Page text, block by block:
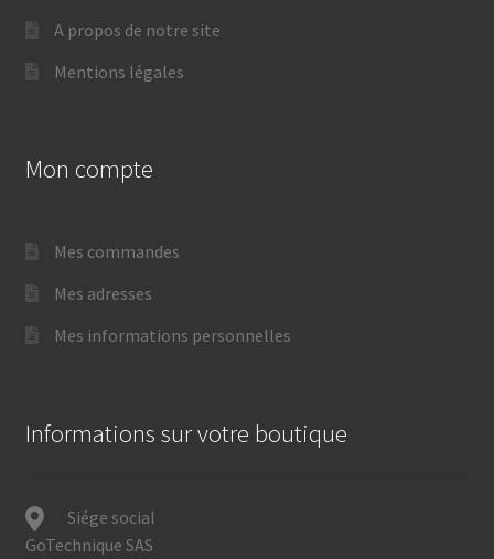
A propos de notre site
Mentions légales
Mon compte
Mes commandes
Mes adresses
Mes informations personnelles
Informations sur votre boutique
Siége social
GoTechnique SAS